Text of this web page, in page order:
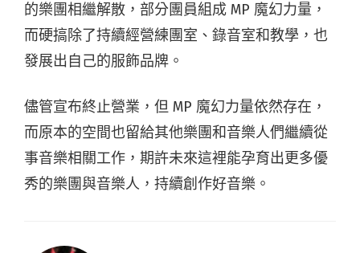
的樂團相繼解散，部分團員組成 MP 魔幻力量，
而硬搞除了持續經營練團室、錄音室和教學，也
發展出自己的服飾品牌。
儘管宣布終止營業，但 MP 魔幻力量依然存在，
而原本的空間也留給其他樂團和音樂人們繼續從
事音樂相關工作，期許未來這裡能孕育出更多優
秀的樂團與音樂人，持續創作好音樂。